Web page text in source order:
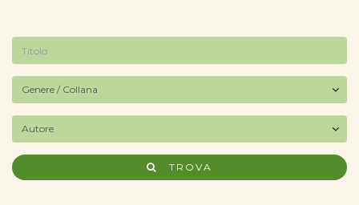
TROVA